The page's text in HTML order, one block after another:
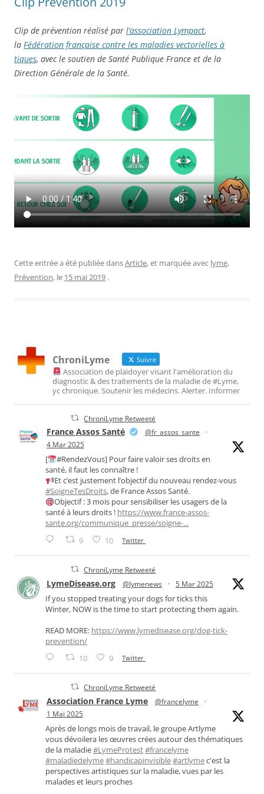
Clip de prévention réalisé par l’association Lympact,
la Fédération française contre les maladies vectorielles à
tiques, avec le soutien de Santé Publique France et de la
Direction Générale de la Santé.
Cette entrée a été publiée dansArticle, et marquée avec lyme,
Prévention, le 15 mai 2019 .
ChroniLyme Suivre
Association de plaidoyer visant l'amélioration du
diagnostic & des traitements de la maladie de #Lyme,
yc chronique. Soutenir les médecins. Alerter. Informer
ChroniLyme Retweeté
France Assos Santé @fr_assos_sante
·
4 Mar 2025
[
#RendezVous] Pour faire valoir ses droits en
santé, il faut les connaître !
Et c’est justement l’objectif du nouveau rendez-vous
#SoigneTesDroits, de France Assos Santé.
Objectif : 3 mois pour sensibiliser les usagers de la
santé à leurs droits ! https://www.france-assos-
sante.org/communique_presse/soigne-...
9 10 Twitter
ChroniLyme Retweeté
LymeDisease.org @lymenews · 5 Mar 2025
If you stopped treating your dogs for ticks this
Winter, NOW is the time to start protecting them again.
READ MORE: https://www.lymedisease.org/dog-tick-
prevention/
10 9 Twitter
ChroniLyme Retweeté
Association France Lyme @francelyme
·
1 Mai 2025
Après de longs mois de travail, le groupe Artlyme
vous dévoilera les œuvres crées autour des thématiques
de la maladie#LymeProtest#francelyme
#maladiedelyme#handicapinvisible#artlymec'est la
perspectives artistiques sur la maladie, vues par les
malades et leurs proches